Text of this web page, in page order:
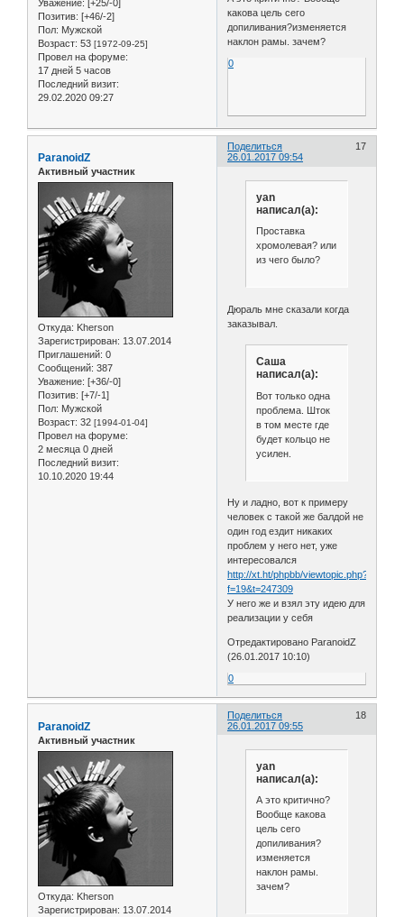
Уважение: [+25/-0]
Позитив: [+46/-2]
Пол: Мужской
Возраст: 53 [1972-09-25]
Провел на форуме:
17 дней 5 часов
Последний визит:
29.02.2020 09:27
какова цель сего
допиливания?изменяется
наклон рамы. зачем?
0
Поделиться
17
26.01.2017 09:54
ParanoidZ
Активный участник
Откуда: Kherson
Зарегистрирован: 13.07.2014
Приглашений: 0
Сообщений: 387
Уважение: [+36/-0]
Позитив: [+7/-1]
Пол: Мужской
Возраст: 32 [1994-01-04]
Провел на форуме:
2 месяца 0 дней
Последний визит:
10.10.2020 19:44
yan
написал(а):
Проставка
хромолевая? или
из чего было?
Дюраль мне сказали когда
заказывал.
Саша
написал(а):
Вот только одна
проблема. Шток
в том месте где
будет кольцо не
усилен.
Ну и ладно, вот к примеру
человек с такой же балдой не
один год ездит никаких
проблем у него нет, уже
интересовался
http://xt.ht/phpbb/viewtopic.php?
f=19&t=247309
У него же и взял эту идею для
реализации у себя
Отредактировано ParanoidZ
(26.01.2017 10:10)
0
Поделиться
18
26.01.2017 09:55
ParanoidZ
Активный участник
Откуда: Kherson
Зарегистрирован: 13.07.2014
yan
написал(а):
А это критично?
Вообще какова
цель сего
допиливания?
изменяется
наклон рамы.
зачем?